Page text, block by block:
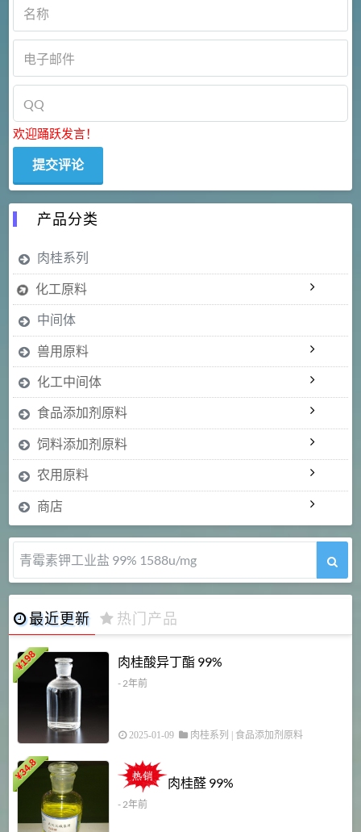
欢迎踊跃发言！
产品分类
肉桂系列
化工原料
中间体
兽用原料
化工中间体
食品添加剂原料
饲料添加剂原料
农用原料
商店
青霉素钾工业盐 99% 1588u/mg
最近更新 热门产品
¥
198 肉桂酸异丁酯 99%
- 2年前
2025-01-09 肉桂系列 食品添加剂原料
¥
34.8
肉桂醛 99%
- 2年前